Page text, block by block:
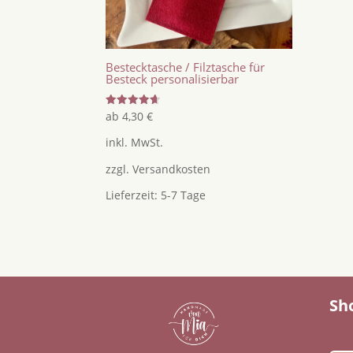
Bestecktasche / Filztasche für
Besteck personalisierbar
Bewertet
mit
von 5
ab4,30€
inkl. MwSt.
zzgl.Versandkosten
Lieferzeit: 5-7 Tage